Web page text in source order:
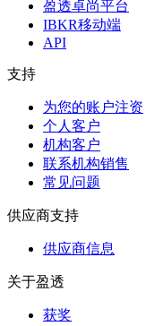
盈透卓尚平台
IBKR移动端
API
支持
为您的账户注资
个人客户
机构客户
联系机构销售
常见问题
供应商支持
供应商信息
关于盈透
获奖